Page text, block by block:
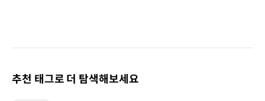
추천 태그로 더 탐색해보세요